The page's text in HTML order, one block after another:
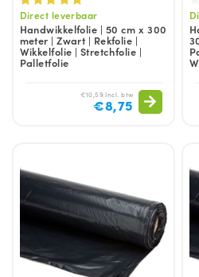
Direct leverbaar
Handwikkelfolie | 50 cm x 300
meter | Zwart | Rekfolie |
Wikkelfolie | Stretchfolie |
Palletfolie
€10,59 Incl. btw
€8,75